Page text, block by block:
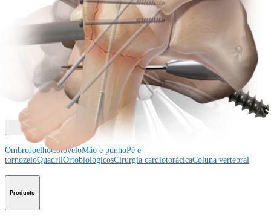
Procedimento
Como podemos ajudar?
Contacte um representante
Veja eventos, laboratórios e oportunidades educacionais
Inscreva-se para receber: O que há de novo na Arthrex?
Conecte-se conosco
OmbroJoelhoCotoveloMão e punhoPé e
tornozeloQuadrilOrtobiológicosCirurgia cardiotorácicaColuna vertebral
Producto